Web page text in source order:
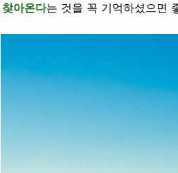
찾아온다는 것을 꼭 기억하셨으면